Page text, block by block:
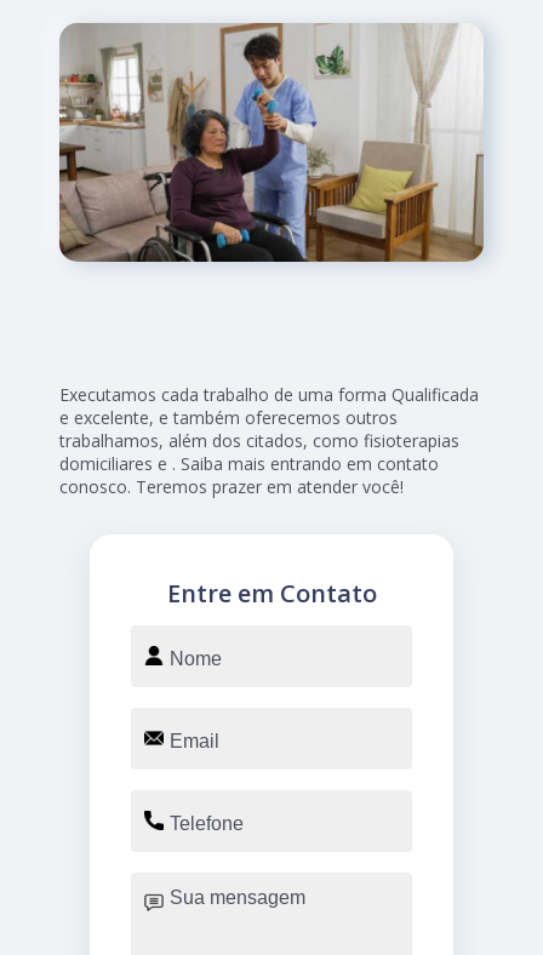
Executamos cada trabalho de uma forma Qualificada
e excelente, e também oferecemos outros
trabalhamos, além dos citados, como fisioterapias
domiciliares e . Saiba mais entrando em contato
conosco. Teremos prazer em atender você!
Entre em Contato